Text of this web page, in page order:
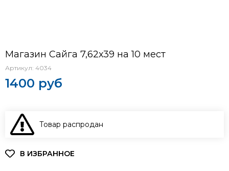
Магазин Сайга 7,62х39 на 10 мест
Артикул: 4034
1400 руб
Товар распродан